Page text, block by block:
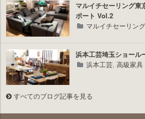
マルイチセーリング東
ポート Vol.2
マルイチセーリング
浜本工芸埼玉ショール
浜本工芸,高級家具
すべてのブログ記事を見る